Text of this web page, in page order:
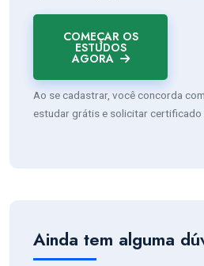
COMEÇAR OS
ESTUDOS
AGORA
Ao se cadastrar, você concorda
estudar grátis e solicitar certificado
Ainda tem alguma